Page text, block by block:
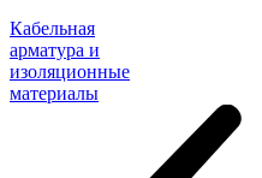
Кабельная
арматура и
изоляционные
материалы